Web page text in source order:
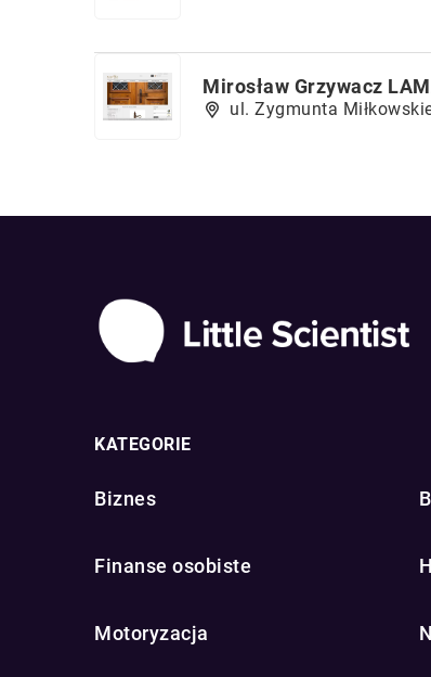
Mirosław Grzywacz
ul. Zygmunta
KATEGORIE
Biznes
Finanse osobiste
Motoryzacja